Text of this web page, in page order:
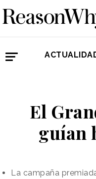
El
guían
La campaña